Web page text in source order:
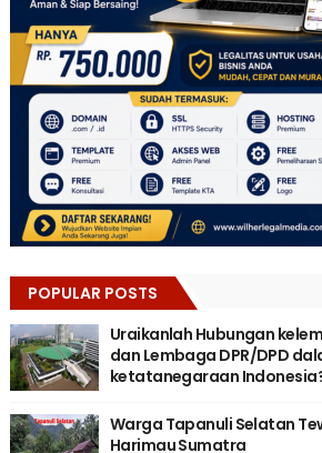
POPULAR POSTS
Uraikanlah Hubungan
dan Lembaga DPR/DPD
ketatanegaraan
Warga Tapanuli Selatan
Harimau Sumatra